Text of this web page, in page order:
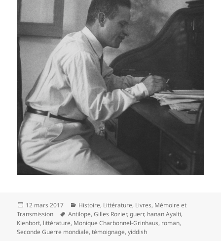
Publié
le
12 mars 2017 Catégories
Histoire, Littérature, Livres, Mémoire et
Transmission
Mots-
clés
Antilope,Gilles Rozier,guerr, hanan Ayalti,
Klenbort, littérature, Monique Charbonnel-Grinhaus, roman,
Seconde Guerre mondiale,témoignage,yiddish